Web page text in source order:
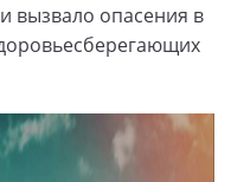
вызвало опасения в